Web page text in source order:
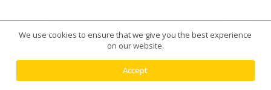
版權所有 © 2026 台灣虎王藥局|犀利士|威而鋼|日本藤
We use cookies to ensure that we give you the best experience
on our website.
Accept